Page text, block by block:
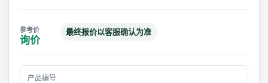
询价
最终报价以客服确认为准
产品编号